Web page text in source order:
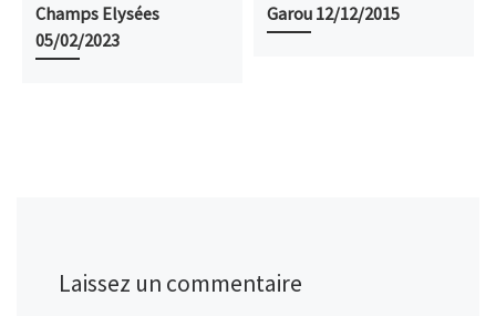
Champs Elysées
05/02/2023
Garou 12/12/2015
Laissez un commentaire